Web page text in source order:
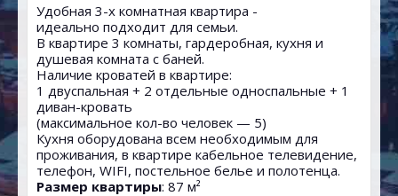
Удобная 3-х комнатная квартира -
идеально подходит для семьи.
В квартире 3 комнаты, гардеробная, кухня и
душевая комната c баней.
Наличие кроватей в квартире:
1 двуспальная + 2 отдельные односпальные + 1
диван-кровать
(максимальное кол-во человек — 5)
Кухня оборудована всем необходимым для
проживания, в квартире кабельное телевидение,
телефон, WIFI, постельное белье и полотенца.
Размер квартиры: 87 м²